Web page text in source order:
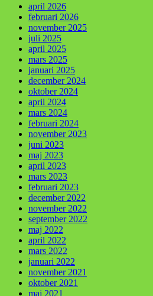
april 2026
februari 2026
november 2025
juli 2025
april 2025
mars 2025
januari 2025
december 2024
oktober 2024
april 2024
mars 2024
februari 2024
november 2023
juni 2023
maj 2023
april 2023
mars 2023
februari 2023
december 2022
november 2022
september 2022
maj 2022
april 2022
mars 2022
januari 2022
november 2021
oktober 2021
maj 2021